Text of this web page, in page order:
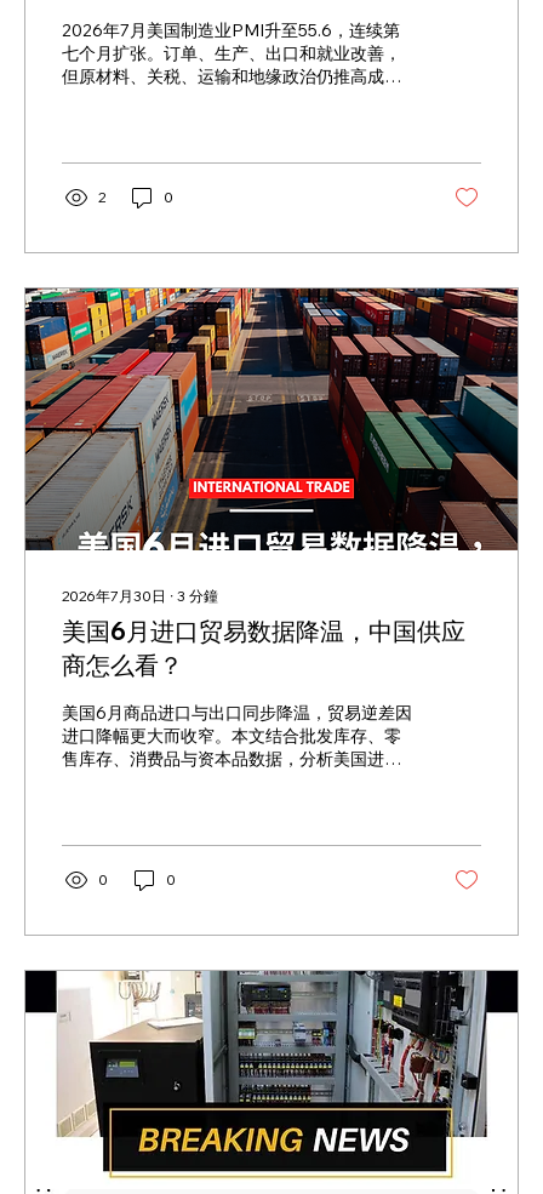
2026年7月美国制造业PMI升至55.6，连续第
七个月扩张。订单、生产、出口和就业改善，
但原材料、关税、运输和地缘政治仍推高成
前重新核算材料、交期、运费和关税，避免订
单增加但利润被压缩。
2 0
2026年7月30日 ∙ 3 分鐘
美国6月进口贸易数据降温，中国供应
商怎么看？
美国6月商品进口与出口同步降温，贸易逆差因
进口降幅更大而收窄。本文结合批发库存、零
售库存、消费品与资本品数据，分析美国进口
关注8月4日中国单独贸易数据是否显示对美出
口、库存与议价压力进一步上升。
0 0